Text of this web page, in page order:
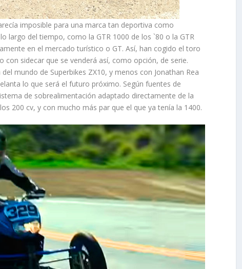
imposible para una marca tan deportiva como
largo del tiempo, como la GTR 1000 de los `80 o la GTR
en el mercado turístico o GT. Así, han cogido el toro
sidecar que se venderá así, como opción, de serie.
mundo de Superbikes ZX10, y menos con Jonathan Rea
lo que será el futuro próximo. Según fuentes de
de sobrealimentación adaptado directamente de la
200 cv, y con mucho más par que el que ya tenía la 1400.